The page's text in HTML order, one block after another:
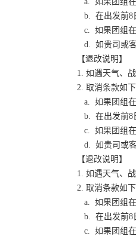
b. 在出发前8
c. 如果团组在
d. 如贵司或客
【退改说明】
1. 如遇天气、
2. 取消条款如下
a. 如果团组在
b. 在出发前8
c. 如果团组在
d. 如贵司或客
【退改说明】
1. 如遇天气、
2. 取消条款如下
a. 如果团组在
b. 在出发前8
c. 如果团组在